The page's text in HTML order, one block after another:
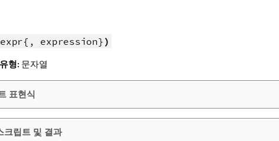
expr{, expression} )
형: 문자열
표현식
크립트 및 결과